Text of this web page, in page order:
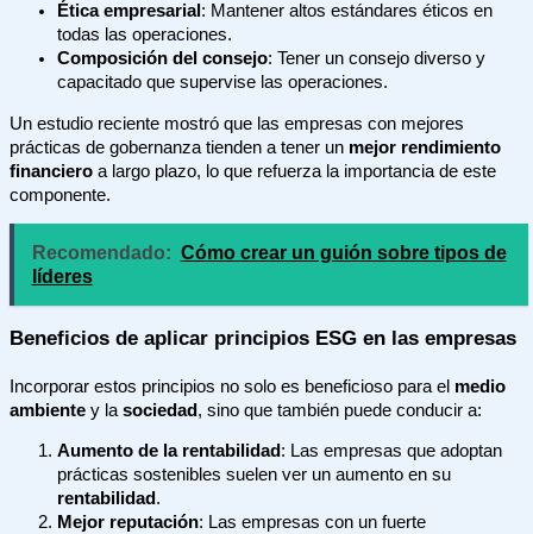
Ética empresarial : Mantener altos estándares éticos en
todas las operaciones.
Composición del consejo: Tener un consejo diverso y
capacitado que supervise las operaciones.
Un estudio reciente mostró que las empresas con mejores
prácticas de gobernanza tienden a tener un mejor rendimiento
financiero a largo plazo, lo que refuerza la importancia de este
componente.
Recomendado: Cómo crear un guión sobre tipos de
líderes
Beneficios de aplicar principios ESG en las empresas
Incorporar estos principios no solo es beneficioso para el medio
ambiente y la sociedad, sino que también puede conducir a:
Aumento de la rentabilidad : Las empresas que adoptan
prácticas sostenibles suelen ver un aumento en su
rentabilidad .
Mejor reputación: Las empresas con un fuerte